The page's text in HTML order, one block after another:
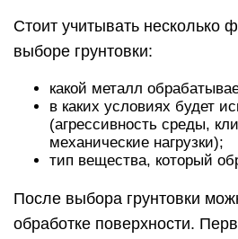
Стоит учитывать несколько
выборе грунтовки:
какой металл
в каких условиях будет
(агрессивность среды,
механические нагрузки);
тип вещества, который
После выбора грунтовки
обработке поверхности.